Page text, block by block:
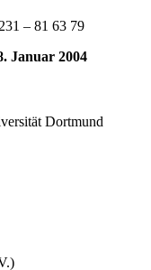
– 81 63 79
Januar 2004
Dortmund